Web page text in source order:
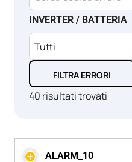
INVERTER / BATTERIA
40 risultati trovati
ALARM_10